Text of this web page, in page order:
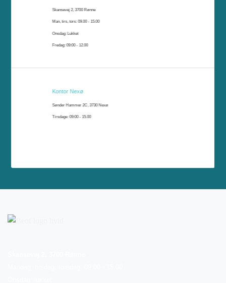
Skansevej 2, 3700 Rønne
Man, tirs, tors: 09.00 - 15.00
Onsdag: Lukket
Fredag: 09:00 - 12.00
Kontor Nexø
Sønder Hammer 2C, 3730 Nexø
Tirsdage: 09:00 - 15.00